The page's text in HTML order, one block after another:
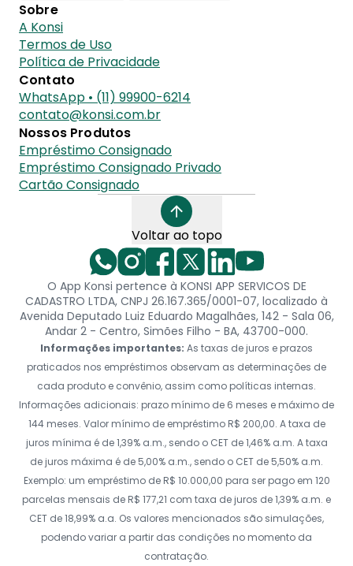
Sobre
A Konsi
Termos de Uso
Política de Privacidade
Contato
WhatsApp • (11) 99900-6214
contato@konsi.com.br
Nossos Produtos
Empréstimo Consignado
Empréstimo Consignado Privado
Cartão Consignado
Voltar ao topo
O App Konsi pertence à KONSI APP SERVICOS DE
CADASTRO LTDA, CNPJ 26.167.365/0001-07, localizado à
Avenida Deputado Luiz Eduardo Magalhães, 142 - Sala 06,
Andar 2 - Centro, Simões Filho - BA, 43700-000.
Informações importantes: As taxas de juros e prazos
praticados nos empréstimos observam as determinações de
cada produto e convênio, assim como políticas internas.
Informações adicionais: prazo mínimo de 6 meses e máximo de
144 meses. Valor mínimo de empréstimo R$ 200,00. A taxa de
juros mínima é de 1,39% a.m., sendo o CET de 1,46% a.m. A taxa
de juros máxima é de 5,00% a.m., sendo o CET de 5,50% a.m.
Exemplo: um empréstimo de R$ 10.000,00 para ser pago em 120
parcelas mensais de R$ 177,21 com taxa de juros de 1,39% a.m. e
CET de 18,99% a.a. Os valores mencionados são simulações,
podendo variar a partir das condições no momento da
contratação.